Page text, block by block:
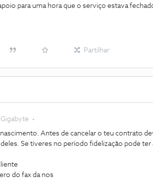
para uma hora que o serviço estava
Partilhar
Gigabyte
Antes de cancelar o teu contrato
Se tiveres no período fidelização pode ter
do fax da nos